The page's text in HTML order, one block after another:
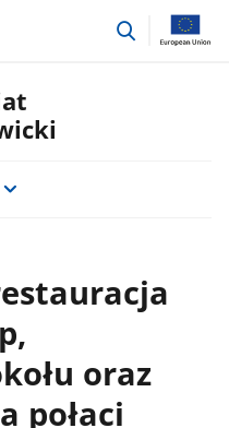
przejdź
oraz
połaci